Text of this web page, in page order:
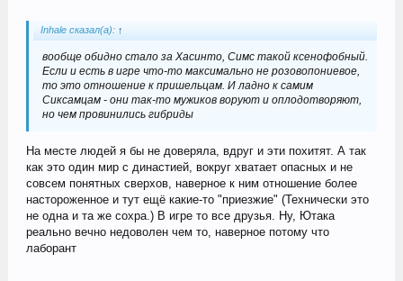
Inhale сказал(а): ↑
вообще обидно стало за Хасинто, Симс такой ксенофобный.
Если и есть в игре что-то максимально не розовопониевое,
то это отношение к пришельцам. И ладно к самим
Сиксамцам - они так-то мужиков воруют и оплодотворяют,
но чем провинились гибриды
На месте людей я бы не доверяла, вдруг и эти похитят. А так
как это один мир с династией, вокруг хватает опасных и не
совсем понятных сверхов, наверное к ним отношение более
настороженное и тут ещё какие-то "приезжие" (Технически это
не одна и та же сохра.) В игре то все друзья. Ну, Ютака
реально вечно недоволен чем то, наверное потому что
лаборант